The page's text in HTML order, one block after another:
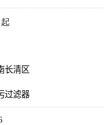
长清区
过滤器